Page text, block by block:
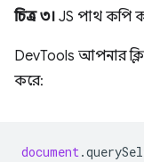
চিত্র ৩। JS পাথ কপি
DevTools আপনার
করে:
document.